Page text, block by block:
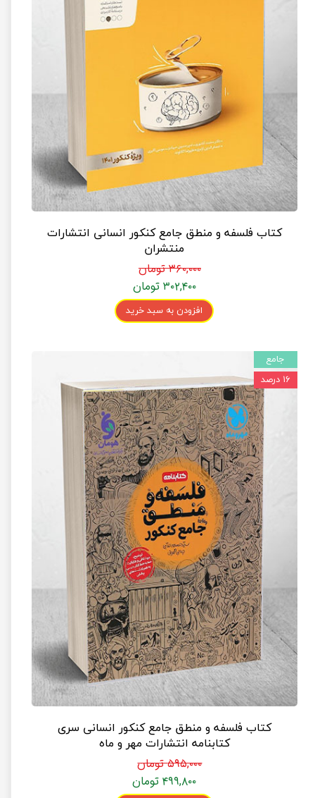
کتاب فلسفه و منطق جامع کنکور انسانی انتشارات
منتشران
۳۶۰,۰۰۰ تومان
۳۰۲,۴۰۰ تومان
افزودن به سبد خرید
کتاب فلسفه و منطق جامع کنکور انسانی سری
کتابنامه انتشارات مهر و ماه
۵۹۵,۰۰۰ تومان
۴۹۹,۸۰۰ تومان
جامع
۱۶ درصد